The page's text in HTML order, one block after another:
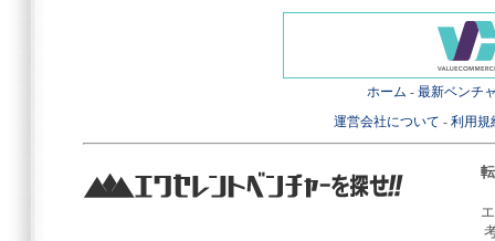
ホーム - 最新ベンチ
運営会社について - 利用規